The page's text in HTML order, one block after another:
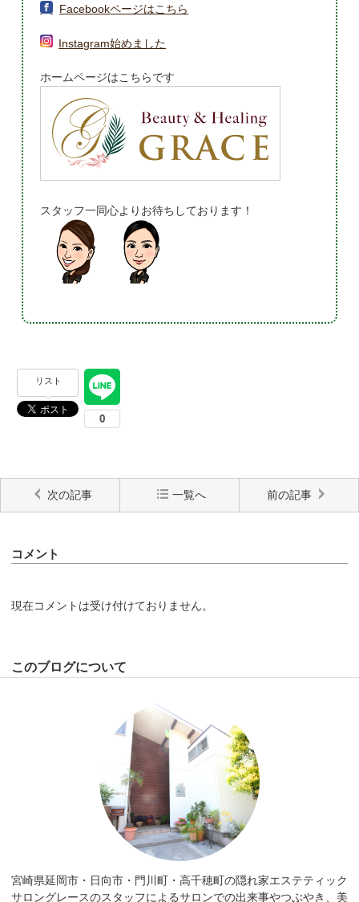
Facebookページはこちら
Instagram始めました
ホームページはこちらです
スタッフ一同心よりお待ちしております！
リスト
次の記事 一覧へ 前の記事
コメント
現在コメントは受け付けておりません。
このブログについて
宮崎県延岡市・日向市・門川町・高千穂町の隠れ家エステティック
サロングレースのスタッフによるサロンでの出来事やつぶやき、美